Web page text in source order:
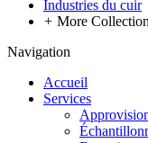
Industries du cuir
+ More
Navigation
Accueil
Services